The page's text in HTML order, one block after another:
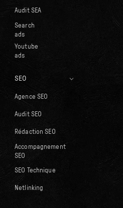
Audit SEA
Search
ads
Youtube
ads
SEO
Agence SEO
Audit SEO
Rédaction SEO
Accompagnement
SEO
SEO Technique
Netlinking